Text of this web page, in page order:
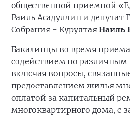
общественной приемной
Раиль Асадуллин и депутат
Собрания - Курултая Наиль
Бакалинцы во время
содействием по различным
включая вопросы,
предоставлением жилья
оплатой за капитальный
многоквартирного дома, с